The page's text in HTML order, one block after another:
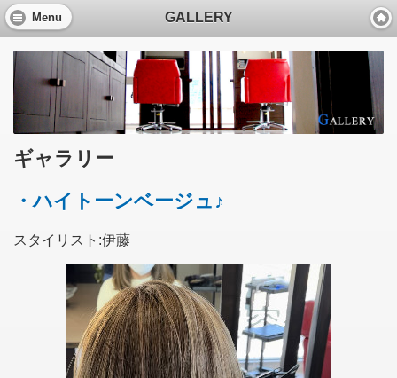
Menu GALLERY
ギャラリー
・ハイトーンベージュ♪
スタイリスト:伊藤